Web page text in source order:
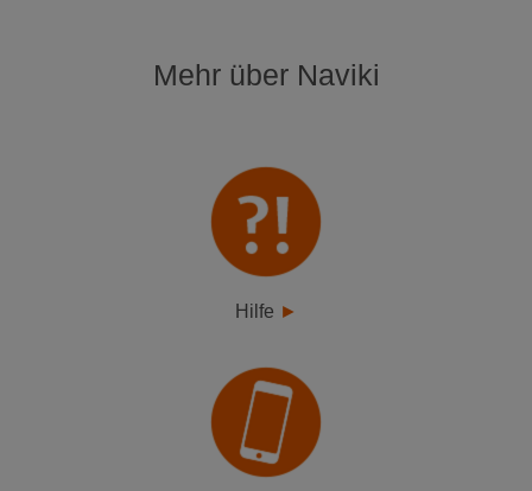
Mehr über Naviki
Hilfe